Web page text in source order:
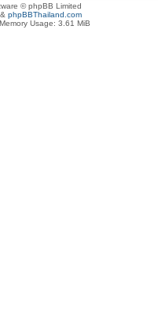
© phpBB Limited
phpBBThailand.com
Usage: 3.61 MiB